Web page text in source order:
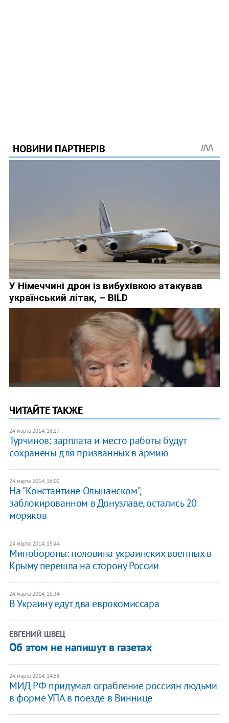
ЧИТАЙТЕ ТАКЖЕ
24 марта 2014, 16:27
Турчинов: зарплата и место работы будут
сохранены для призванных в армию
24 марта 2014, 16:02
На "Константине Ольшанском",
заблокированном в Донузлаве, остались 20
моряков
24 марта 2014, 15:44
Минобороны: половина украинских военных в
Крыму перешла на сторону России
24 марта 2014, 15:34
В Украину едут два еврокомиссара
ЕВГЕНИЙ ШВЕЦ
Об этом не напишут в газетах
24 марта 2014, 14:56
МИД РФ придумал ограбление россиян людьми
в форме УПА в поезде в Виннице